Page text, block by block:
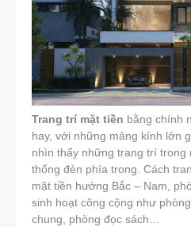
Trang trí mặt tiền bằng chính
hay, với những mảng kính lớn
nhìn thấy những trang trí trong
thống đèn phía trong. Cách
mặt tiền hướng Bắc – Nam,
sinh hoạt công cộng như
chung, phòng đọc sách…